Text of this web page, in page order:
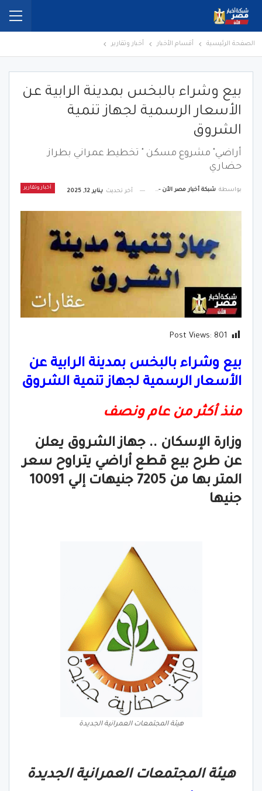
الصفحة الرئيسية أقسام الأخبار أخبار وتقارير
بيع وشراء بالبخس بمدينة الرابية عن
الأسعار الرسمية لجهاز تنمية
الشروق
أراضي" مشروع مسكن " تخطيط عمراني بطراز
حضاري
أخبار وتقارير بواسطة شبكة أخبار مصر الأن - Egypt News Network Now آخر تحديث يناير 12, 2025
Post Views: 801
بيع وشراء بالبخس بمدينة الرابية عن
الأسعار الرسمية لجهاز تنمية الشروق
منذ أكثر من عام ونصف
وزارة الإسكان .. جهاز الشروق يعلن
عن طرح بيع قطع أراضي يتراوح سعر
المتر بها من 7205 جنيهات إلي 10091
جنيها
هيئة المجتمعات العمرانية الجديدة
هيئة المجتمعات العمرانية الجديدة